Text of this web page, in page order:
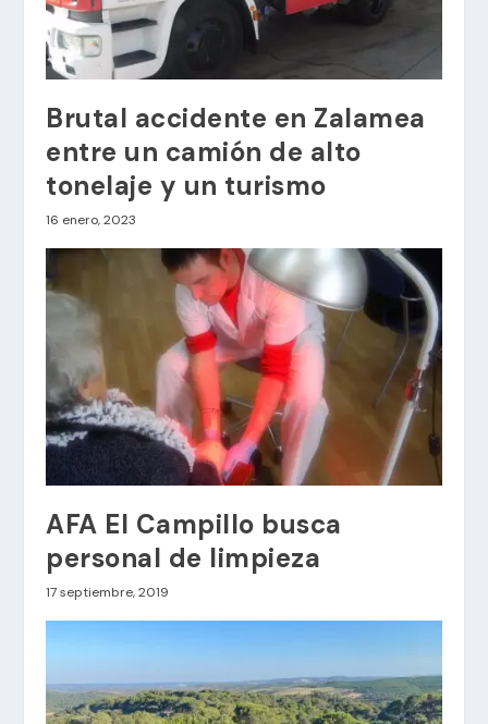
Brutal accidente en Zalamea
entre un camión de alto
tonelaje y un turismo
16 enero, 2023
AFA El Campillo busca
personal de limpieza
17 septiembre, 2019